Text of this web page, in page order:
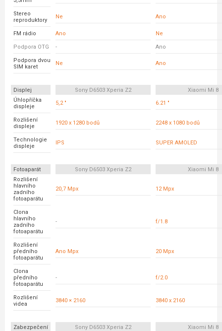
Stereo
reproduktory
Ne Ano
FM rádio Ano Ne
Podpora OTG - Ano
Podpora dvou
SIM karet
Ne Ano
Displej Sony D6503 Xperia Z2
Xiaomi Mi 8
Úhlopříčka
displeje
5,2 " 6.21 "
Rozlišení
displeje
1920 x 1280 bodů 2248 x 1080 bodů
Technologie
displeje
IPS SUPER AMOLED
Fotoaparát Sony D6503 Xperia Z2
Xiaomi Mi 8
Rozlišení
hlavního
zadního
fotoaparátu
20,7 Mpx 12 Mpx
Clona
hlavního
zadního
fotoaparátu
- f/1.8
Rozlišení
předního
fotoaparátu
Ano Mpx 20 Mpx
Clona
předního
fotoaparátu
- f/2.0
Rozlišení
videa
3840 × 2160 3840 x 2160
Zabezpečení Sony D6503 Xperia Z2
Xiaomi Mi 8